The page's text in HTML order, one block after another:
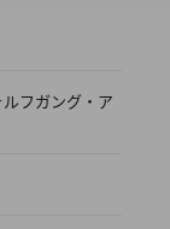
フガング・ア